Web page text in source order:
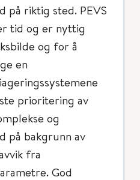
på riktig sted. PEVS
tid og er nyttig
og for å
en
prioritering av
og
på bakgrunn av
fra
God